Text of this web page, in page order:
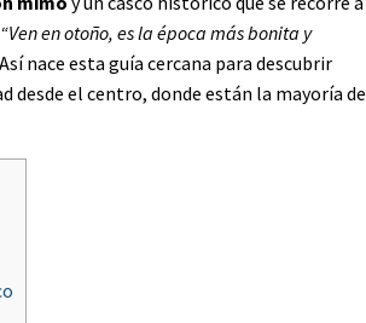
“Ven en otoño, es la época más bonita y
Así nace esta guía cercana para descubrir
desde el centro, donde están la mayoría de